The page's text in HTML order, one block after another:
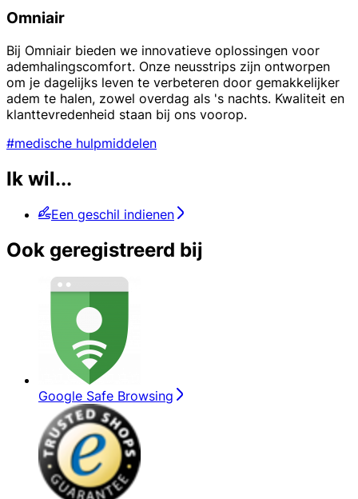
Omniair
Bij Omniair bieden we innovatieve oplossingen voor
ademhalingscomfort. Onze neusstrips zijn ontworpen
om je dagelijks leven te verbeteren door gemakkelijker
adem te halen, zowel overdag als 's nachts. Kwaliteit en
klanttevredenheid staan bij ons voorop.
#medische hulpmiddelen
Ik wil...
Een geschil indienen
Ook geregistreerd bij
Google Safe Browsing